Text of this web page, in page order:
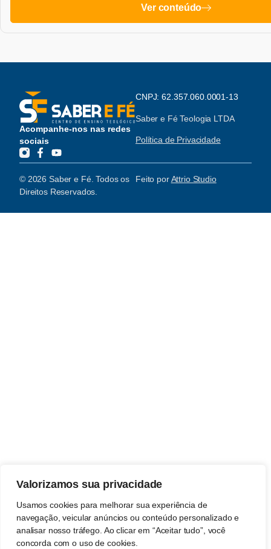
Valorizamos sua privacidade
Usamos cookies para melhorar sua experiência de
navegação, veicular anúncios ou conteúdo personalizado e
analisar nosso tráfego. Ao clicar em “Aceitar tudo”, você
concorda com o uso de cookies.
Ver conteúdo
Acompanhe-nos nas redes
sociais
CNPJ: 62.357.060.0001-13
Saber e Fé Teologia LTDA
Política de Privacidade
© 2026 Saber e Fé. Todos os
Direitos Reservados.
Feito porAttrio Studio